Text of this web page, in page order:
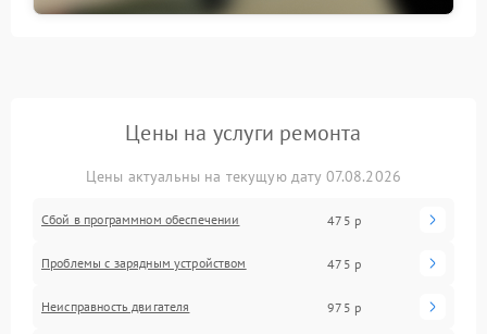
Цены на услуги ремонта
Цены актуальны на текущую дату 07.08.2026
Сбой в программном обеспечении 475 р
Проблемы с зарядным устройством 475 р
Неисправность двигателя 975 р